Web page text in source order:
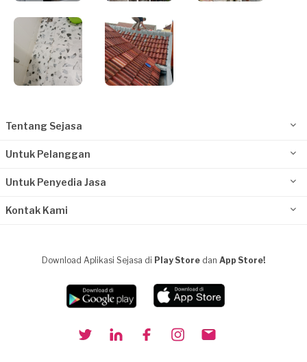
Tentang Sejasa
Untuk Pelanggan
Untuk Penyedia Jasa
Kontak Kami
Download Aplikasi Sejasa di Play Store dan App Store!